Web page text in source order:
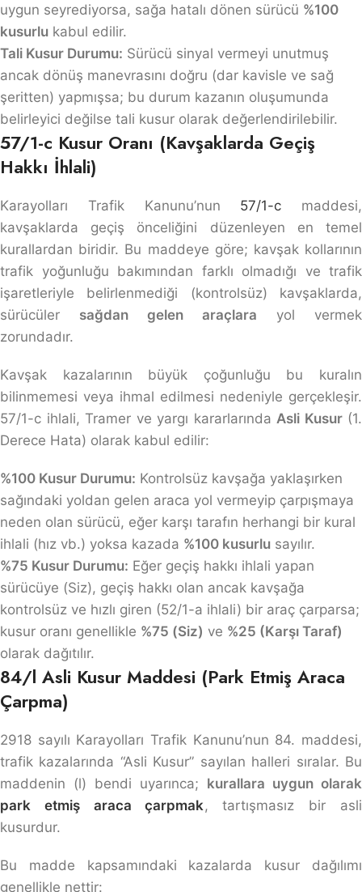
uygun seyrediyorsa, sağa hatalı dönen sürücü %100
kusurlu kabul edilir.
Tali Kusur Durumu: Sürücü sinyal vermeyi unutmuş
ancak dönüş manevrasını doğru (dar kavisle ve sağ
şeritten) yapmışsa; bu durum kazanın oluşumunda
belirleyici değilse tali kusur olarak değerlendirilebilir.
57/1-c Kusur Oranı (Kavşaklarda Geçiş
Hakkı İhlali)
Karayolları Trafik Kanunu’nun 57/1-c maddesi,
kavşaklarda geçiş önceliğini düzenleyen en temel
kurallardan biridir. Bu maddeye göre; kavşak kollarının
trafik yoğunluğu bakımından farklı olmadığı ve trafik
işaretleriyle belirlenmediği (kontrolsüz) kavşaklarda,
sürücüler sağdan gelen araçlara yol vermek
zorundadır.
Kavşak kazalarının büyük çoğunluğu bu kuralın
bilinmemesi veya ihmal edilmesi nedeniyle gerçekleşir.
57/1-c ihlali, Tramer ve yargı kararlarında Asli Kusur(1.
Derece Hata) olarak kabul edilir:
%100 Kusur Durumu: Kontrolsüz kavşağa yaklaşırken
sağındaki yoldan gelen araca yol vermeyip çarpışmaya
neden olan sürücü, eğer karşı tarafın herhangi bir kural
ihlali (hız vb.) yoksa kazada %100 kusurlu sayılır.
%75 Kusur Durumu: Eğer geçiş hakkı ihlali yapan
sürücüye (Siz), geçiş hakkı olan ancak kavşağa
kontrolsüz ve hızlı giren (52/1-a ihlali) bir araç çarparsa;
kusur oranı genellikle %75 (Siz) ve %25 (Karşı Taraf)
olarak dağıtılır.
84/l Asli Kusur Maddesi (Park Etmiş Araca
Çarpma)
2918 sayılı Karayolları Trafik Kanunu’nun 84. maddesi,
trafik kazalarında “Asli Kusur” sayılan halleri sıralar. Bu
maddenin (l) bendi uyarınca; kurallara uygun olarak
park etmiş araca çarpmak , tartışmasız bir asli
kusurdur.
Bu madde kapsamındaki kazalarda kusur dağılımı
genellikle nettir: